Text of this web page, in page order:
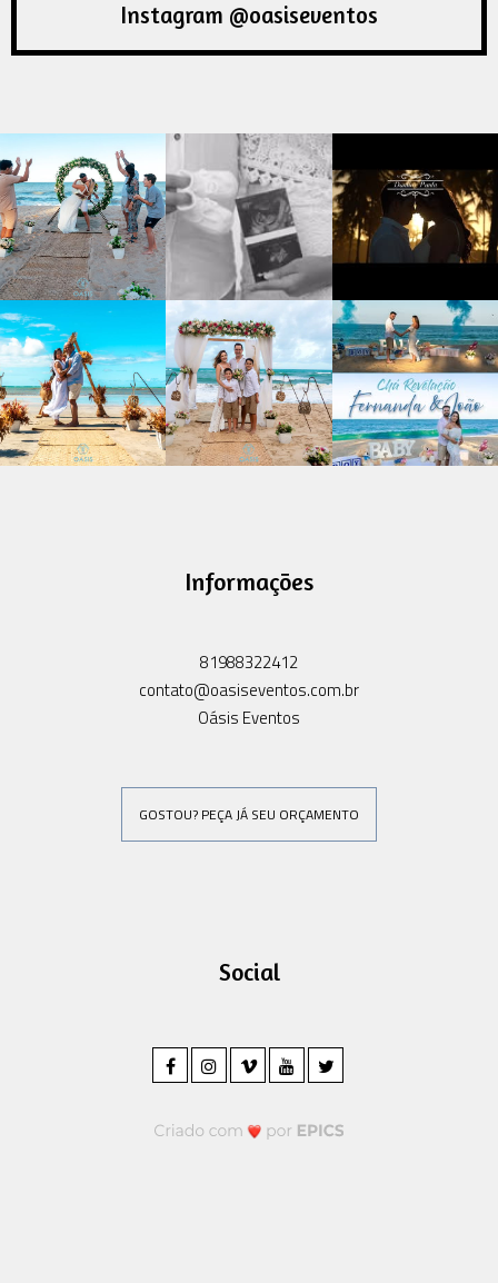
Instagram @oasiseventos
Informações
81988322412
contato@oasiseventos.com.br
Oásis Eventos
GOSTOU? PEÇA JÁ SEU ORÇAMENTO
Social